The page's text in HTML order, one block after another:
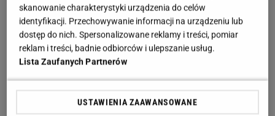
Wybraliśmy kadry z 15 polskich filmów.
Rozpoznasz tytuły tych produkcji?
Dzisiejszy copiątkowy quiz wiedzy nie zostawi na
tobie suchej nitki!
skanowanie charakterystyki urządzenia do celów
identyfikacji. Przechowywanie informacji na urządzeniu lub
dostęp do nich. Spersonalizowane reklamy i treści, pomiar
reklam i treści, badnie odbiorców i ulepszanie usług.
Lista Zaufanych Partnerów
USTAWIENIA ZAAWANSOWANE